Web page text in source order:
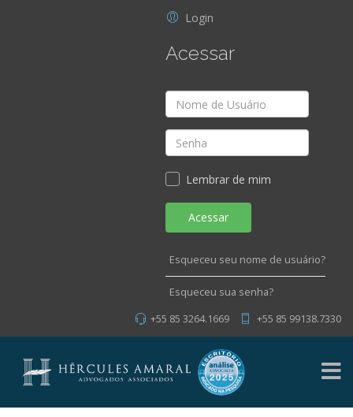
Login
Acessar
Lembrar de mim
Acessar
Esqueceu seu nome de usuário?
Esqueceu sua senha?
+55 85 3264.1669
+55 85 99138.7330